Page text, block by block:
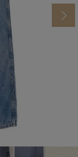
ーディネート
す